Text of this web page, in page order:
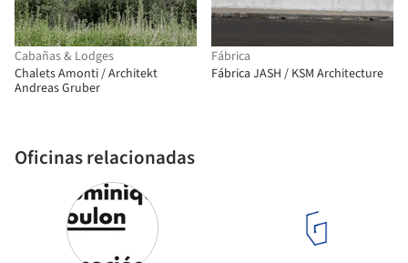
Cabañas & Lodges
Chalets Amonti / Architekt
Andreas Gruber
Oficinas relacionadas
Fábrica
Fábrica JASH / KSM Architecture